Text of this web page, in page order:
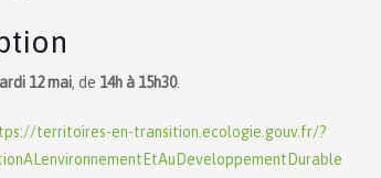
12 mai, de 14h à 15h30.
territoires-en-transition.ecologie.gouv.fr/?